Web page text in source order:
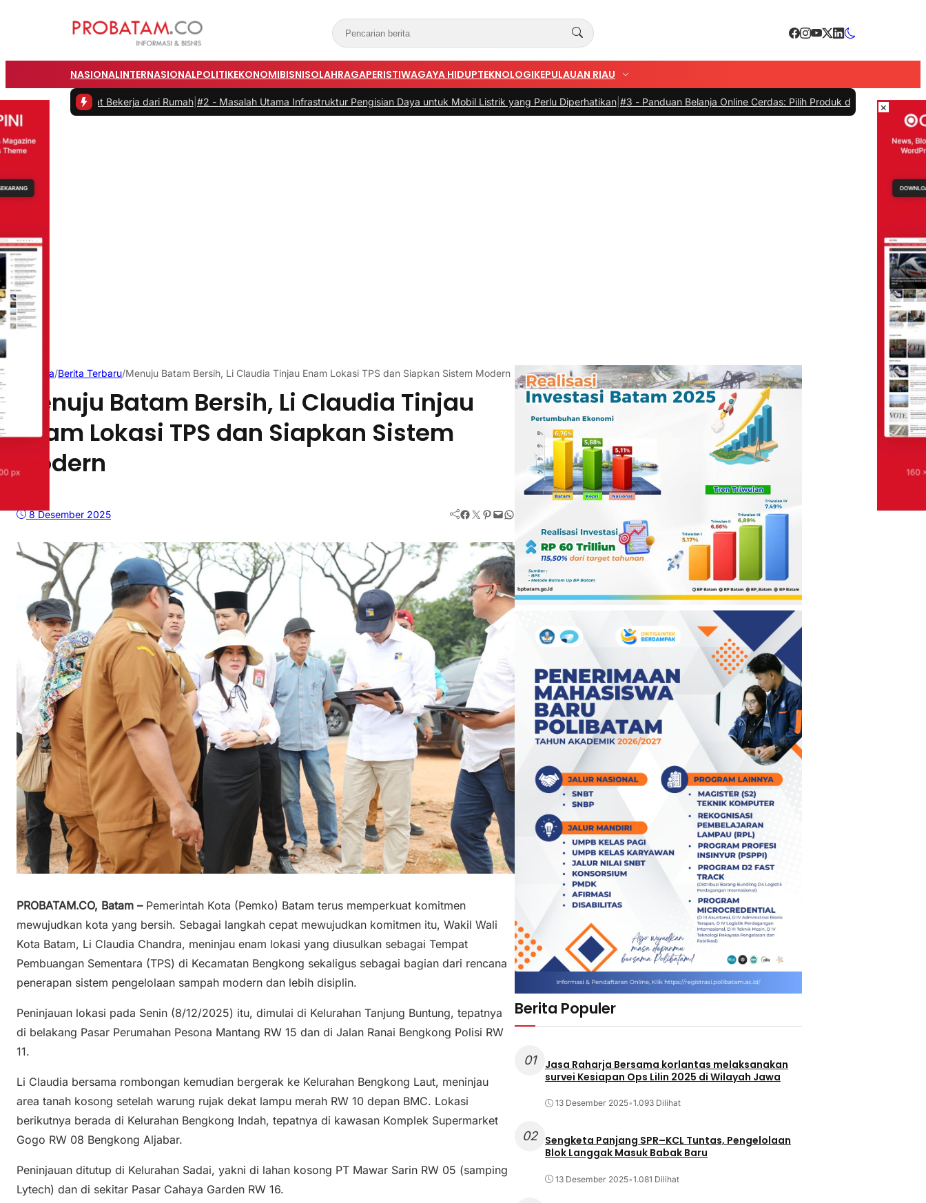
NASIONALINTERNASIONALPOLITIKEKONOMIBISNISOLAHRAGAPERISTIWAGAYA HIDUPTEKNOLOGIKEPULAUAN RIAU
Bekerja dari Rumah|#2 - Masalah Utama Infrastruktur Pengisian Daya untuk Mobil Listrik yang Perlu Diperhatikan|#3 -Panduan Belanja Online Cerdas: Pilih Produk dengan Bijak dan Hindari Penipuan|
Beranda/Berita Terbaru/Menuju Batam Bersih, Li Claudia Tinjau Enam Lokasi TPS dan Siapkan Sistem Modern
Menuju Batam Bersih, Li Claudia Tinjau
Enam Lokasi TPS dan Siapkan Sistem
Modern
8 Desember 2025 Facebook Twitter Pinterest Mail WhatsApp
PROBATAM.CO, Batam –Pemerintah Kota (Pemko) Batam terus memperkuat komitmen
mewujudkan kota yang bersih. Sebagai langkah cepat mewujudkan komitmen itu, Wakil Wali
Kota Batam, Li Claudia Chandra, meninjau enam lokasi yang diusulkan sebagai Tempat
Pembuangan Sementara (TPS) di Kecamatan Bengkong sekaligus sebagai bagian dari rencana
penerapan sistem pengelolaan sampah modern dan lebih disiplin.
Peninjauan lokasi pada Senin (8/12/2025) itu, dimulai di Kelurahan Tanjung Buntung, tepatnya
di belakang Pasar Perumahan Pesona Mantang RW 15 dan di Jalan Ranai Bengkong Polisi RW
11.
Li Claudia bersama rombongan kemudian bergerak ke Kelurahan Bengkong Laut, meninjau
area tanah kosong setelah warung rujak dekat lampu merah RW 10 depan BMC. Lokasi
berikutnya berada di Kelurahan Bengkong Indah, tepatnya di kawasan Komplek Supermarket
Gogo RW 08 Bengkong Aljabar.
Peninjauan ditutup di Kelurahan Sadai, yakni di lahan kosong PT Mawar Sarin RW 05 (samping
Lytech) dan di sekitar Pasar Cahaya Garden RW 16.
Berita Populer
01
Jasa Raharja Bersama korlantas melaksanakan
survei Kesiapan Ops Lilin 2025 di Wilayah Jawa
13 Desember 2025•1.093 Dilihat
02
Sengketa Panjang SPR–KCL Tuntas, Pengelolaan
Blok Langgak Masuk Babak Baru
13 Desember 2025•1.081 Dilihat
×